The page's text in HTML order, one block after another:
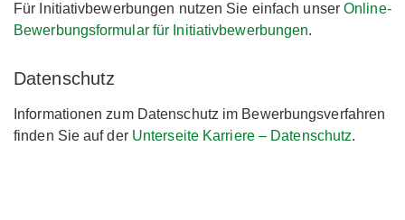
Für Initiativbewerbungen nutzen Sie einfach unserOnline-
Bewerbungsformular für Initiativbewerbungen.
Datenschutz
Informationen zum Datenschutz im Bewerbungsverfahren
finden Sie auf der Unterseite Karriere – Datenschutz.